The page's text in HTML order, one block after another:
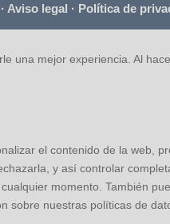
Aviso legal · Política de
una mejor experiencia. Al
el contenido de la web,
y así controlar
momento. También
sobre nuestras políticas de